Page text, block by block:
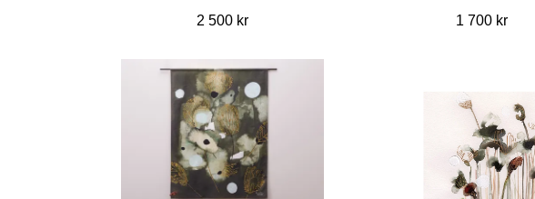
2 500 kr 1 700 kr